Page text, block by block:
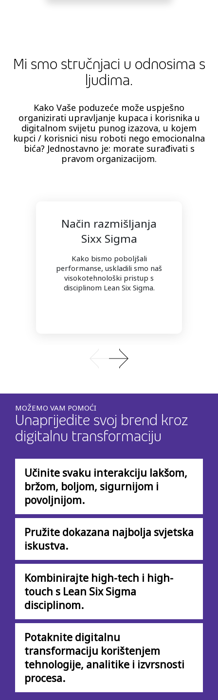
Mi smo stručnjaci u odnosima s
ljudima.
Kako Vaše poduzeće može uspješno
organizirati upravljanje kupaca i korisnika u
digitalnom svijetu punog izazova, u kojem
kupci / korisnici nisu roboti nego emocionalna
bića? Jednostavno je: morate surađivati ​​s
pravom organizacijom.
Način razmišljanja
Sixх Sigma
Kako bismo poboljšali
performanse, uskladili smo naš
visokotehnološki pristup s
disciplinom Lean Six Sigma.
MOŽEMO VAM POMOĆI
Unaprijedite svoj brend kroz
digitalnu transformaciju
Učinite svaku interakciju lakšom,
bržom, boljom, sigurnijom i
povoljnijom.
Pružite dokazana najbolja svjetska
iskustva.
Kombinirajte high-tech i high-
touch s Lean Six Sigma
disciplinom.
Potaknite digitalnu
transformaciju korištenjem
tehnologije, analitike i izvrsnosti
procesa.